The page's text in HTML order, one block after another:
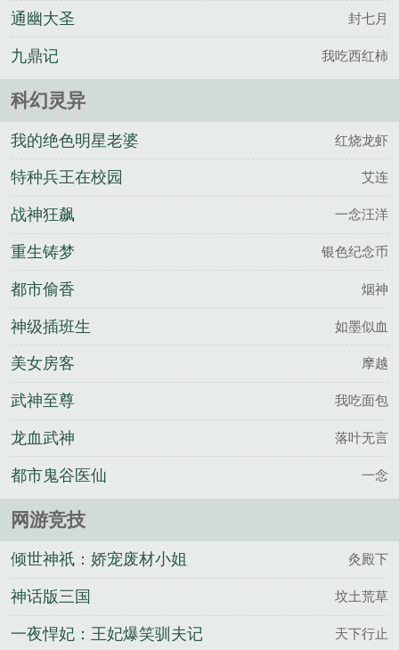
通幽大圣 封七月
九鼎记 我吃西红柿
科幻灵异
我的绝色明星老婆 红烧龙虾
特种兵王在校园 艾连
战神狂飙 一念汪洋
重生铸梦 银色纪念币
都市偷香 烟神
神级插班生 如墨似血
美女房客 摩越
武神至尊 我吃面包
龙血武神 落叶无言
都市鬼谷医仙 一念
网游竞技
倾世神祇：娇宠废材小姐 灸殿下
神话版三国 坟土荒草
一夜悍妃：王妃爆笑驯夫记 天下行止